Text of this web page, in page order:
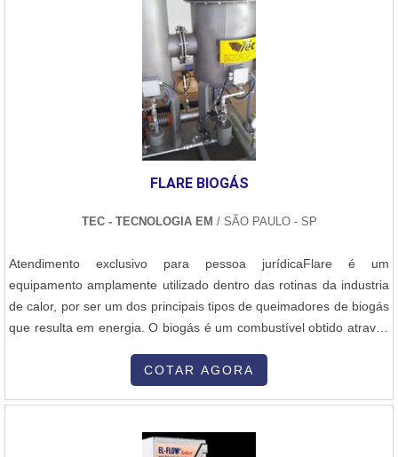
FLARE BIOGÁS
TEC - TECNOLOGIA EM / SÃO PAULO - SP
Atendimento exclusivo para pessoa jurídicaFlare é um
equipamento amplamente utilizado dentro das rotinas da industria
de calor, por ser um dos principais tipos de queimadores de biogás
que resulta em energia. O biogás é um combustível obtido através
bactérias ou, até mesmo, por meio de processos artificiais. Ele
surge como uma substituição ecoeficiente para o gás natural ou o
COTAR AGORA